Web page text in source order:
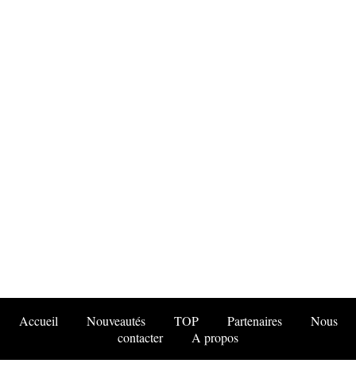
Accueil Nouveautés TOP Partenaires
Nous
contacter
A propos